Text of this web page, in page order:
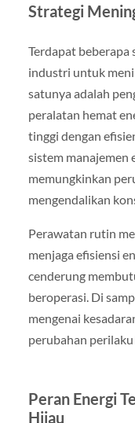
Strategi
Terdapat
industri untuk
satunya adalah
peralatan hemat
tinggi dengan
sistem manajemen
memungkinkan
mengendalikan
Perawatan rutin
menjaga efisiensi
cenderung
beroperasi. Di
mengenai
perubahan perilaku
Peran Energi
Hijau